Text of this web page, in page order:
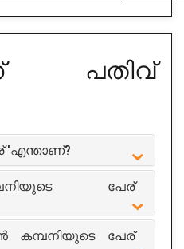
പതിവ്
'എന്താണ്?
പേര്
പേര്